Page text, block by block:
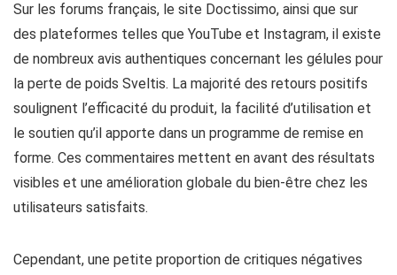
Sur les forums français, le site Doctissimo, ainsi que sur
des plateformes telles que YouTube et Instagram, il existe
de nombreux avis authentiques concernant les gélules pour
la perte de poids Sveltis. La majorité des retours positifs
soulignent l’efficacité du produit, la facilité d’utilisation et
le soutien qu’il apporte dans un programme de remise en
forme. Ces commentaires mettent en avant des résultats
visibles et une amélioration globale du bien-être chez les
utilisateurs satisfaits.
Cependant, une petite proportion de critiques négatives